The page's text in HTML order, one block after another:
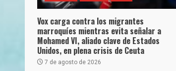
Vox carga contra los migrantes
marroquíes mientras evita señalar a
Mohamed VI, aliado clave de Estados
Unidos, en plena crisis de Ceuta
7 de agosto de 2026